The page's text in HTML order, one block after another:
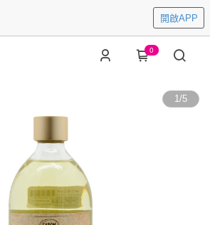
開啟APP
0
1/5